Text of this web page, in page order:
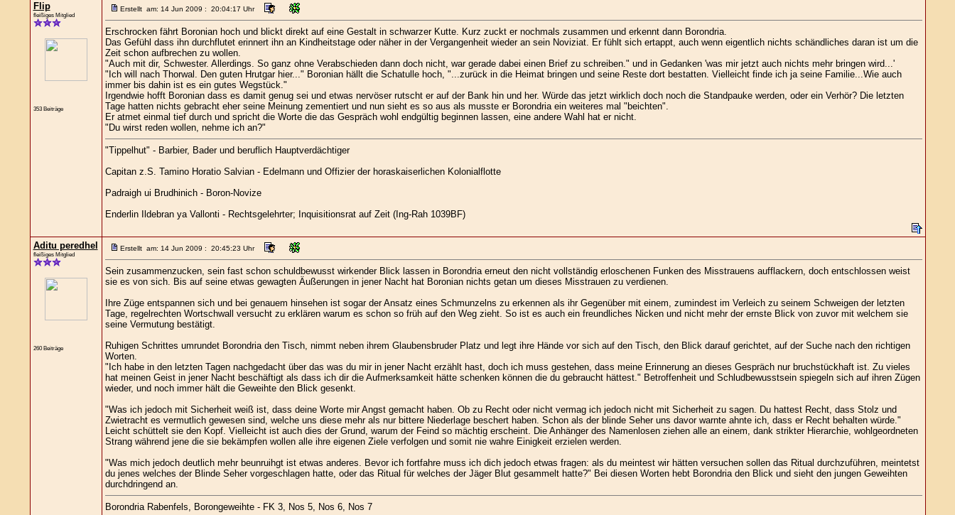
Flip
fleißiges Mitglied
353 Beiträge
Erstellt am: 14 Jun 2009 : 20:04:17 Uhr
Erschrocken fährt Boronian hoch und blickt direkt auf eine Gestalt in schwarzer Kutte. Kurz zuckt er nochmals zusammen und erkennt dann Borondria.
Das Gefühl dass ihn durchflutet erinnert ihn an Kindheitstage oder näher in der Vergangenheit wieder an sein Noviziat. Er fühlt sich ertappt, auch wenn eigentlich nichts schändliches daran ist um die
Zeit schon aufbrechen zu wollen.
"Auch mit dir, Schwester. Allerdings. So ganz ohne Verabschieden dann doch nicht, war gerade dabei einen Brief zu schreiben." und in Gedanken 'was mir jetzt auch nichts mehr bringen wird...'
"Ich will nach Thorwal. Den guten Hrutgar hier..." Boronian hällt die Schatulle hoch, "...zurück in die Heimat bringen und seine Reste dort bestatten. Vielleicht finde ich ja seine Familie...Wie auch
immer bis dahin ist es ein gutes Wegstück."
Irgendwie hofft Boronian dass es damit genug sei und etwas nervöser rutscht er auf der Bank hin und her. Würde das jetzt wirklich doch noch die Standpauke werden, oder ein Verhör? Die letzten
Tage hatten nichts gebracht eher seine Meinung zementiert und nun sieht es so aus als musste er Borondria ein weiteres mal "beichten".
Er atmet einmal tief durch und spricht die Worte die das Gespräch wohl endgültig beginnen lassen, eine andere Wahl hat er nicht.
"Du wirst reden wollen, nehme ich an?"
"Tippelhut" - Barbier, Bader und beruflich Hauptverdächtiger
Capitan z.S. Tamino Horatio Salvian - Edelmann und Offizier der horaskaiserlichen Kolonialflotte
Padraigh ui Brudhinich - Boron-Novize
Enderlin Ildebran ya Vallonti - Rechtsgelehrter; Inquisitionsrat auf Zeit (Ing-Rah 1039BF)
Aditu peredhel
fleißiges Mitglied
260 Beiträge
Erstellt am: 14 Jun 2009 : 20:45:23 Uhr
Sein zusammenzucken, sein fast schon schuldbewusst wirkender Blick lassen in Borondria erneut den nicht vollständig erloschenen Funken des Misstrauens aufflackern, doch entschlossen weist
sie es von sich. Bis auf seine etwas gewagten Äußerungen in jener Nacht hat Boronian nichts getan um dieses Misstrauen zu verdienen.
Ihre Züge entspannen sich und bei genauem hinsehen ist sogar der Ansatz eines Schmunzelns zu erkennen als ihr Gegenüber mit einem, zumindest im Verleich zu seinem Schweigen der letzten
Tage, regelrechten Wortschwall versucht zu erklären warum es schon so früh auf den Weg zieht. So ist es auch ein freundliches Nicken und nicht mehr der ernste Blick von zuvor mit welchem sie
seine Vermutung bestätigt.
Ruhigen Schrittes umrundet Borondria den Tisch, nimmt neben ihrem Glaubensbruder Platz und legt ihre Hände vor sich auf den Tisch, den Blick darauf gerichtet, auf der Suche nach den richtigen
Worten.
"Ich habe in den letzten Tagen nachgedacht über das was du mir in jener Nacht erzählt hast, doch ich muss gestehen, dass meine Erinnerung an dieses Gespräch nur bruchstückhaft ist. Zu vieles
hat meinen Geist in jener Nacht beschäftigt als dass ich dir die Aufmerksamkeit hätte schenken können die du gebraucht hättest." Betroffenheit und Schludbewusstsein spiegeln sich auf ihren Zügen
wieder, und noch immer hält die Geweihte den Blick gesenkt.
"Was ich jedoch mit Sicherheit weiß ist, dass deine Worte mir Angst gemacht haben. Ob zu Recht oder nicht vermag ich jedoch nicht mit Sicherheit zu sagen. Du hattest Recht, dass Stolz und
Zwietracht es vermutlich gewesen sind, welche uns diese mehr als nur bittere Niederlage beschert haben. Schon als der blinde Seher uns davor warnte ahnte ich, dass er Recht behalten würde."
Leicht schüttelt sie den Kopf. Vielleicht ist auch dies der Grund, warum der Feind so mächtig erscheint. Die Anhänger des Namenlosen ziehen alle an einem, dank strikter Hierarchie, wohlgeordneten
Strang während jene die sie bekämpfen wollen alle ihre eigenen Ziele verfolgen und somit nie wahre Einigkeit erzielen werden.
"Was mich jedoch deutlich mehr beunruihgt ist etwas anderes. Bevor ich fortfahre muss ich dich jedoch etwas fragen: als du meintest wir hätten versuchen sollen das Ritual durchzuführen, meintetst
du jenes welches der Blinde Seher vorgeschlagen hatte, oder das Ritual für welches der Jäger Blut gesammelt hatte?" Bei diesen Worten hebt Borondria den Blick und sieht den jungen Geweihten
durchdringend an.
Borondria Rabenfels, Borongeweihte - FK 3, Nos 5, Nos 6, Nos 7